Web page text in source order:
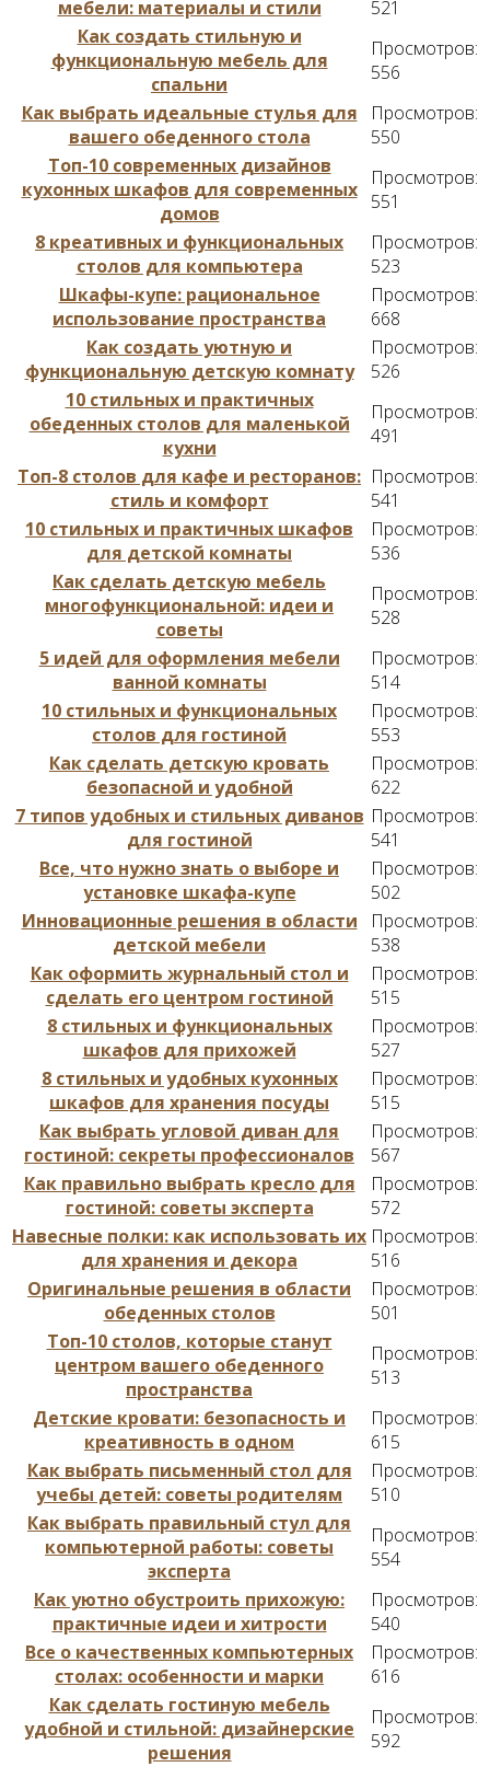
мебели: материалы и стили
521
Как создать стильную и
функциональную мебель для
спальни
Просмотров:
556
Как выбрать идеальные стулья для
вашего обеденного стола
Просмотров:
550
Топ-10 современных дизайнов
кухонных шкафов для современных
домов
Просмотров:
551
8 креативных и функциональных
столов для компьютера
Просмотров:
523
Шкафы-купе: рациональное
использование пространства
Просмотров:
668
Как создать уютную и
функциональную детскую комнату
Просмотров:
526
10 стильных и практичных
обеденных столов для маленькой
кухни
Просмотров:
491
Топ-8 столов для кафе и ресторанов:
стиль и комфорт
Просмотров:
541
10 стильных и практичных шкафов
для детской комнаты
Просмотров:
536
Как сделать детскую мебель
многофункциональной: идеи и
советы
Просмотров:
528
5 идей для оформления мебели
ванной комнаты
Просмотров:
514
10 стильных и функциональных
столов для гостиной
Просмотров:
553
Как сделать детскую кровать
безопасной и удобной
Просмотров:
622
7 типов удобных и стильных диванов
для гостиной
Просмотров:
541
Все, что нужно знать о выборе и
установке шкафа-купе
Просмотров:
502
Инновационные решения в области
детской мебели
Просмотров:
538
Как оформить журнальный стол и
сделать его центром гостиной
Просмотров:
515
8 стильных и функциональных
шкафов для прихожей
Просмотров:
527
8 стильных и удобных кухонных
шкафов для хранения посуды
Просмотров:
515
Как выбрать угловой диван для
гостиной: секреты профессионалов
Просмотров:
567
Как правильно выбрать кресло для
гостиной: советы эксперта
Просмотров:
572
Навесные полки: как использовать их
для хранения и декора
Просмотров:
516
Оригинальные решения в области
обеденных столов
Просмотров:
501
Топ-10 столов, которые станут
центром вашего обеденного
пространства
Просмотров:
513
Детские кровати: безопасность и
креативность в одном
Просмотров:
615
Как выбрать письменный стол для
учебы детей: советы родителям
Просмотров:
510
Как выбрать правильный стул для
компьютерной работы: советы
эксперта
Просмотров:
554
Как уютно обустроить прихожую:
практичные идеи и хитрости
Просмотров:
540
Все о качественных компьютерных
столах: особенности и марки
Просмотров:
616
Как сделать гостиную мебель
удобной и стильной: дизайнерские
решения
Просмотров:
592